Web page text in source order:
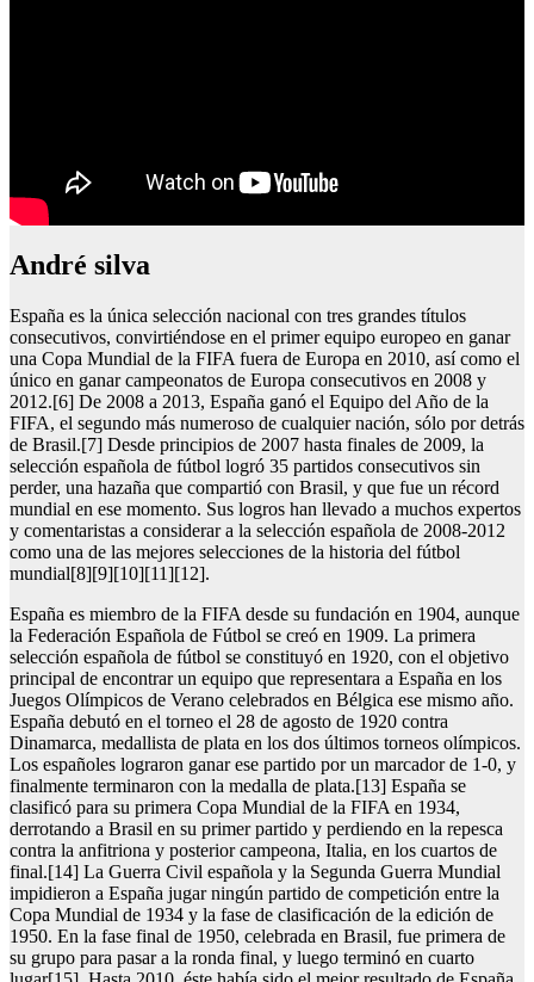
andré silva
España es la única selección nacional con tres grandes títulos
consecutivos, convirtiéndose en el primer equipo europeo en ganar
una Copa Mundial de la FIFA fuera de Europa en 2010, así como el
único en ganar campeonatos de Europa consecutivos en 2008 y
2012.[6] De 2008 a 2013, España ganó el Equipo del Año de la
FIFA, el segundo más numeroso de cualquier nación, sólo por detrás
de Brasil.[7] Desde principios de 2007 hasta finales de 2009, la
selección española de fútbol logró 35 partidos consecutivos sin
perder, una hazaña que compartió con Brasil, y que fue un récord
mundial en ese momento. Sus logros han llevado a muchos expertos
y comentaristas a considerar a la selección española de 2008-2012
como una de las mejores selecciones de la historia del fútbol
mundial[8][9][10][11][12].
España es miembro de la FIFA desde su fundación en 1904, aunque
la Federación Española de Fútbol se creó en 1909. La primera
selección española de fútbol se constituyó en 1920, con el objetivo
principal de encontrar un equipo que representara a España en los
Juegos Olímpicos de Verano celebrados en Bélgica ese mismo año.
España debutó en el torneo el 28 de agosto de 1920 contra
Dinamarca, medallista de plata en los dos últimos torneos olímpicos.
Los españoles lograron ganar ese partido por un marcador de 1-0, y
finalmente terminaron con la medalla de plata.[13] España se
clasificó para su primera Copa Mundial de la FIFA en 1934,
derrotando a Brasil en su primer partido y perdiendo en la repesca
contra la anfitriona y posterior campeona, Italia, en los cuartos de
final.[14] La Guerra Civil española y la Segunda Guerra Mundial
impidieron a España jugar ningún partido de competición entre la
Copa Mundial de 1934 y la fase de clasificación de la edición de
1950. En la fase final de 1950, celebrada en Brasil, fue primera de
su grupo para pasar a la ronda final, y luego terminó en cuarto